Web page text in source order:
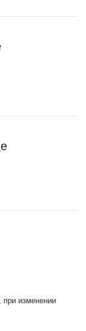
при изменении